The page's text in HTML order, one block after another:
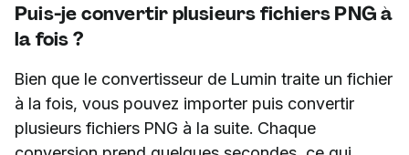
Puis-je convertir plusieurs fichiers PNG à
la fois ?
Bien que le convertisseur de Lumin traite un fichier
à la fois, vous pouvez importer puis convertir
plusieurs fichiers PNG à la suite. Chaque